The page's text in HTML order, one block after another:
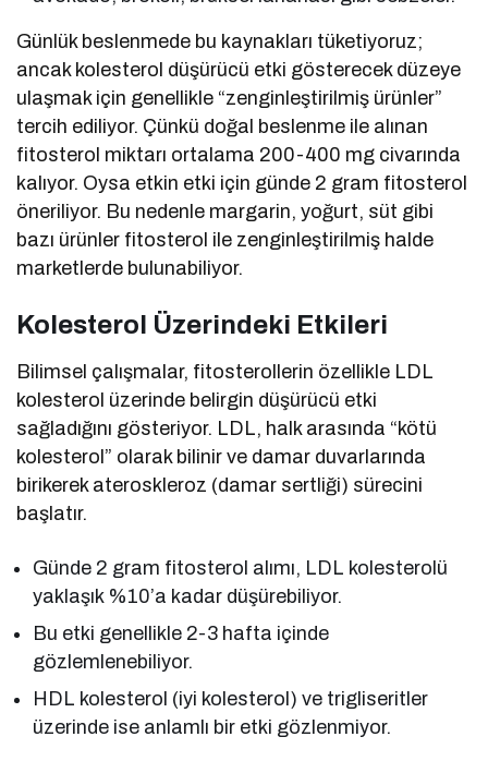
Günlük beslenmede bu kaynakları tüketiyoruz;
ancak kolesterol düşürücü etki gösterecek düzeye
ulaşmak için genellikle “zenginleştirilmiş ürünler”
tercih ediliyor. Çünkü doğal beslenme ile alınan
fitosterol miktarı ortalama 200-400 mg civarında
kalıyor. Oysa etkin etki için günde 2 gram fitosterol
öneriliyor. Bu nedenle margarin, yoğurt, süt gibi
bazı ürünler fitosterol ile zenginleştirilmiş halde
marketlerde bulunabiliyor.
Kolesterol Üzerindeki Etkileri
Bilimsel çalışmalar, fitosterollerin özellikle LDL
kolesterol üzerinde belirgin düşürücü etki
sağladığını gösteriyor. LDL, halk arasında “kötü
kolesterol” olarak bilinir ve damar duvarlarında
birikerek ateroskleroz (damar sertliği) sürecini
başlatır.
Günde 2 gram fitosterol alımı, LDL kolesterolü
yaklaşık %10’a kadar düşürebiliyor.
Bu etki genellikle 2-3 hafta içinde
gözlemlenebiliyor.
HDL kolesterol (iyi kolesterol) ve trigliseritler
üzerinde ise anlamlı bir etki gözlenmiyor.